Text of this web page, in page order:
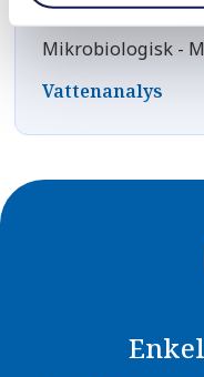
Ackrediterad
Mikrobiologisk -
Vattenanalys